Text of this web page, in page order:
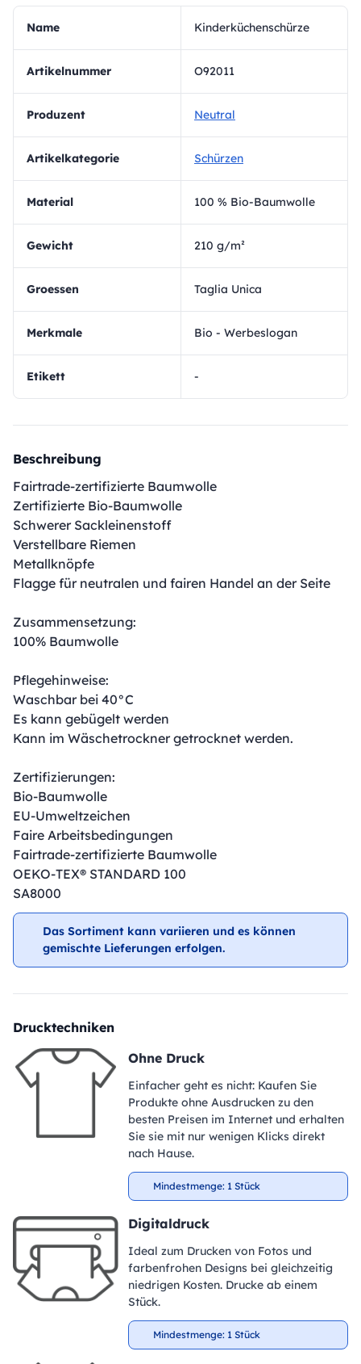
Name Kinderküchenschürze
Artikelnummer O92011
Produzent Neutral
Artikelkategorie Schürzen
Material 100 % Bio-Baumwolle
Gewicht 210 g/m²
Groessen Taglia Unica
Merkmale Bio - Werbeslogan
Etikett -
Beschreibung
Fairtrade-zertifizierte Baumwolle
Zertifizierte Bio-Baumwolle
Schwerer Sackleinenstoff
Verstellbare Riemen
Metallknöpfe
Flagge für neutralen und fairen Handel an der Seite
Zusammensetzung:
100% Baumwolle
Pflegehinweise:
Waschbar bei 40°C
Es kann gebügelt werden
Kann im Wäschetrockner getrocknet werden.
Zertifizierungen:
Bio-Baumwolle
EU-Umweltzeichen
Faire Arbeitsbedingungen
Fairtrade-zertifizierte Baumwolle
OEKO-TEX® STANDARD 100
SA8000
Das Sortiment kann variieren und es können
gemischte Lieferungen erfolgen.
Drucktechniken
Ohne Druck
Einfacher geht es nicht: Kaufen Sie
Produkte ohne Ausdrucken zu den
besten Preisen im Internet und erhalten
Sie sie mit nur wenigen Klicks direkt
nach Hause.
Mindestmenge: 1 Stück
Digitaldruck
Ideal zum Drucken von Fotos und
farbenfrohen Designs bei gleichzeitig
niedrigen Kosten. Drucke ab einem
Stück.
Mindestmenge: 1 Stück